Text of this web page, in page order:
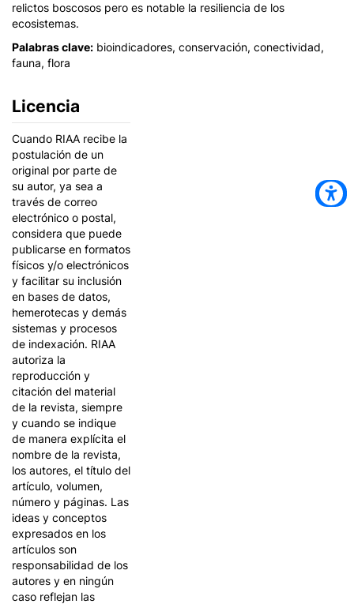
relictos boscosos pero es notable la resiliencia de los
ecosistemas.
Palabras clave: bioindicadores, conservación, conectividad,
fauna, flora
Licencia
Cuando RIAA recibe la
postulación de un
original por parte de
su autor, ya sea a
través de correo
electrónico o postal,
considera que puede
publicarse en formatos
físicos y/o electrónicos
y facilitar su inclusión
en bases de datos,
hemerotecas y demás
sistemas y procesos
de indexación. RIAA
autoriza la
reproducción y
citación del material
de la revista, siempre
y cuando se indique
de manera explícita el
nombre de la revista,
los autores, el título del
artículo, volumen,
número y páginas. Las
ideas y conceptos
expresados en los
artículos son
responsabilidad de los
autores y en ningún
caso reflejan las